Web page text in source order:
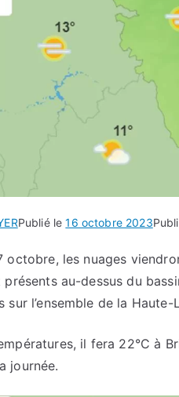
Publié le16 octobre 2023
octobre, les nuages
au-dessus du
sur l’ensemble de la Haute-
il fera 22°C à
journée.